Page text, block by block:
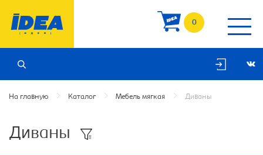
0
На главную Каталог Мебель мягкая Диваны
Диваны